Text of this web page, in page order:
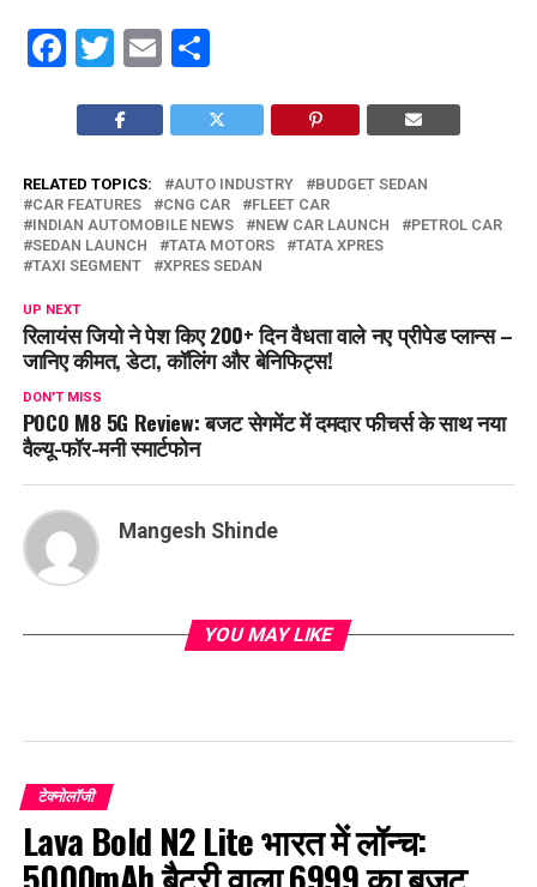
Facebook
Twitter
EmailShare
RELATED TOPICS: AUTO INDUSTRY
BUDGET SEDAN
CAR FEATURES
CNG CAR
FLEET CAR
INDIAN AUTOMOBILE NEWS
NEW CAR LAUNCH
PETROL CAR
SEDAN LAUNCH
TATA MOTORS
TATA XPRES
TAXI SEGMENT
XPRES SEDAN
UP NEXT
रिलायंस जियो ने पेश किए 200+ दिन वैधता वाले नए प्रीपेड प्लान्स –
जानिए कीमत, डेटा, कॉलिंग और बेनिफिट्स!
DON'T MISS
POCO M8 5G Review: बजट सेगमेंट में दमदार फीचर्स के साथ नया
वैल्यू-फॉर-मनी स्मार्टफोन
Mangesh Shinde
YOU MAY LIKE
टेक्नोलॉजी
Lava Bold N2 Lite भारत में लॉन्च: